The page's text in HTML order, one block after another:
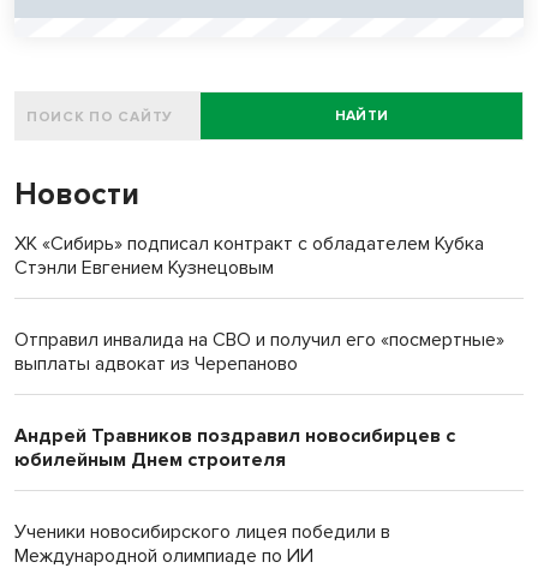
НАЙТИ
Новости
ХК «Сибирь» подписал контракт с обладателем Кубка
Стэнли Евгением Кузнецовым
Отправил инвалида на СВО и получил его «посмертные»
выплаты адвокат из Черепаново
Андрей Травников поздравил новосибирцев с
юбилейным Днем строителя
Ученики новосибирского лицея победили в
Международной олимпиаде по ИИ